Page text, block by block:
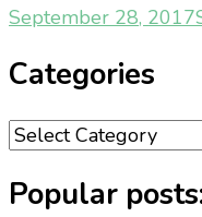
September 28, 2017
Categories
Categories
Popular